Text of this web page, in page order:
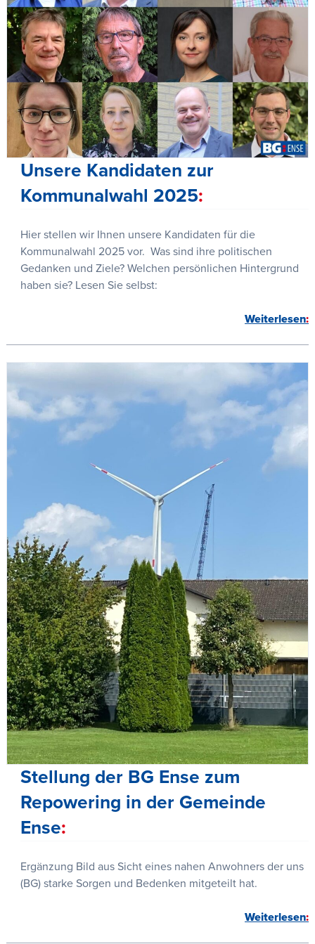
Unsere Kandidaten zur
Kommunalwahl 2025
Hier stellen wir Ihnen unsere Kandidaten für die
Kommunalwahl 2025 vor. Was sind ihre politischen
Gedanken und Ziele? Welchen persönlichen Hintergrund
haben sie? Lesen Sie selbst:
Weiterlesen
Stellung der BG Ense zum
Repowering in der Gemeinde
Ense
Ergänzung Bild aus Sicht eines nahen Anwohners der uns
(BG) starke Sorgen und Bedenken mitgeteilt hat.
Weiterlesen